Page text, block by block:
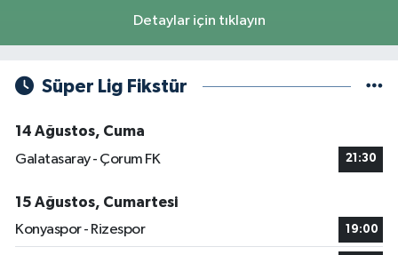
Detaylar için tıklayın
Süper Lig Fikstür
14 Ağustos, Cuma
Galatasaray - Çorum FK
21:30
15 Ağustos, Cumartesi
Konyaspor - Rizespor
19:00